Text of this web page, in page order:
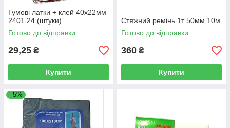
Гумові латки + клей 40х22мм
2401 24 (штуки)
Готово до відправки
29,25 ₴
Купити
Стяжний ремінь 1т 50мм 10м
Готово до відправки
360 ₴
Купити
–5%